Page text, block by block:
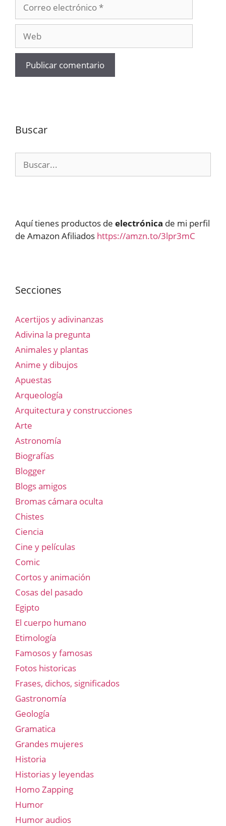
electrónico
Buscar
Aquí tienes productos de electrónica de mi perfil
de Amazon Afiliados https://amzn.to/3lpr3mC
Secciones
Acertijos y adivinanzas
Adivina la pregunta
Animales y plantas
Anime y dibujos
Apuestas
Arqueología
Arquitectura y construcciones
Arte
Astronomía
Biografías
Blogger
Blogs amigos
Bromas cámara oculta
Chistes
Ciencia
Cine y películas
Comic
Cortos y animación
Cosas del pasado
Egipto
El cuerpo humano
Etimología
Famosos y famosas
Fotos historicas
Frases, dichos, significados
Gastronomía
Geología
Gramatica
Grandes mujeres
Historia
Historias y leyendas
Homo Zapping
Humor
Humor audios